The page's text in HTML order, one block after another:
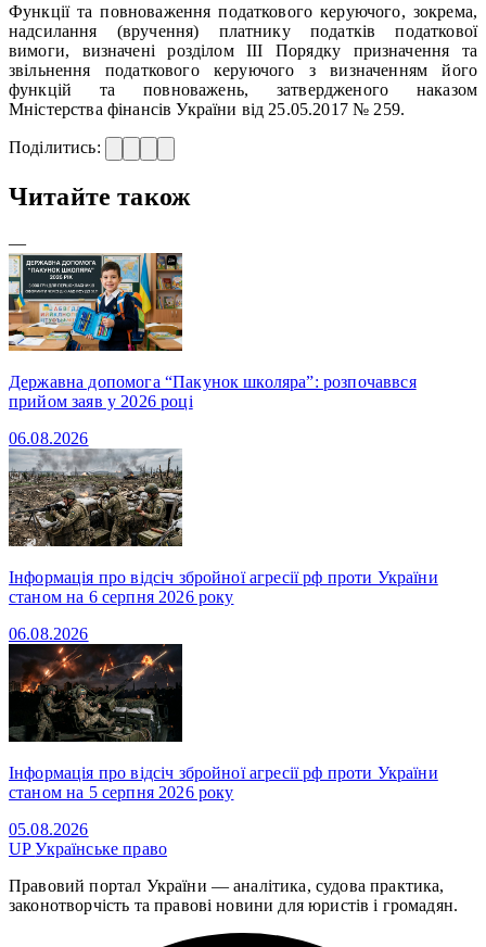
Функції та повноваження податкового керуючого, зокрема,
надсилання (вручення) платнику податків податкової
вимоги, визначені розділом ІІІ Порядку призначення та
звільнення податкового керуючого з визначенням його
функцій та повноважень, затвердженого наказом
Мністерства фінансів України від 25.05.2017 № 259.
Поділитись:
Читайте також
—
Державна допомога “Пакунок школяра”: розпочаввся
прийом заяв у 2026 році
06.08.2026
Інформація про відсіч збройної агресії рф проти України
станом на 6 серпня 2026 року
06.08.2026
Інформація про відсіч збройної агресії рф проти України
станом на 5 серпня 2026 року
05.08.2026
UPУкраїнське право
Правовий портал України — аналітика, судова практика,
законотворчість та правові новини для юристів і громадян.